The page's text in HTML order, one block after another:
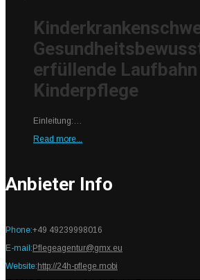
erfüllende
Kinderpflege
Einleitung:…
Read more...
Anbieter Info
Phone:+49 49239998016
E-mail:Pflegeagentur@gmx.eu
Website:http://24h-pflege.mobi